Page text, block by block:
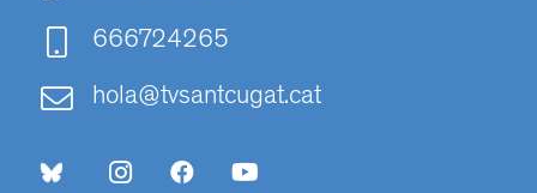
666724265
hola@tvsantcugat.cat